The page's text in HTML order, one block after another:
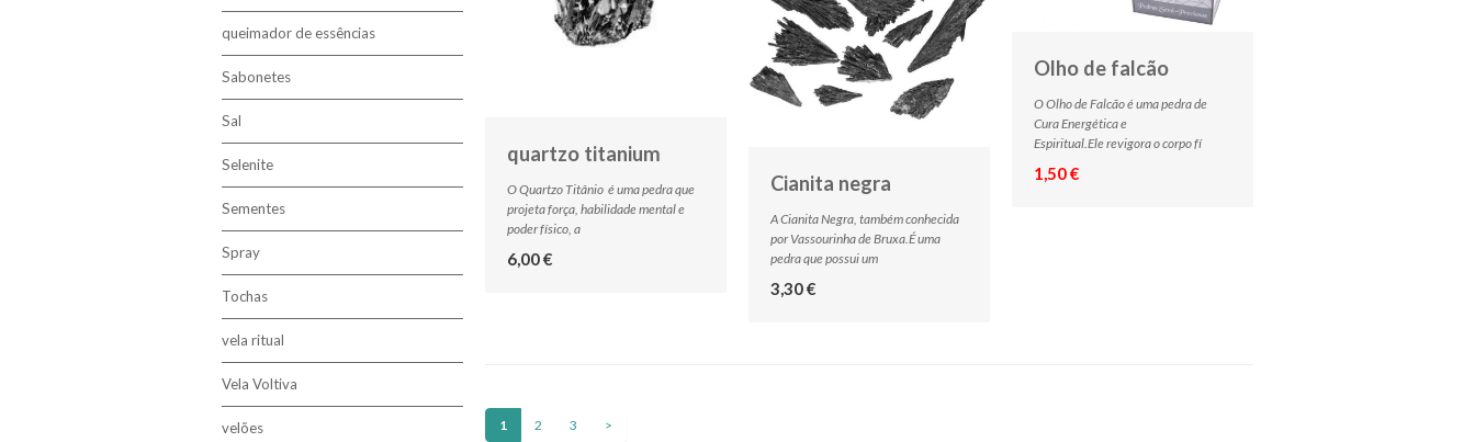
queimador de essências
Sabonetes
Sal
Selenite
Sementes
Spray
Tochas
vela ritual
Vela Voltiva
velões
quartzo titanium
O Quartzo Titânio é uma pedra que
projeta força, habilidade mental e
poder físico, a
6,00 €
Cianita negra
A Cianita Negra, também conhecida
por Vassourinha de Bruxa.É uma
pedra que possui um
3,30 €
Olho de falcão
O Olho de Falcão é uma pedra de
Cura Energética e
Espiritual.Ele revigora o corpo fí
1,50 €
1 2 3 >